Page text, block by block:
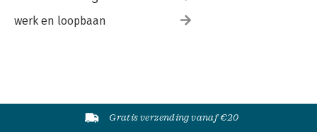
werk en loopbaan
Gratis verzending vanaf €20